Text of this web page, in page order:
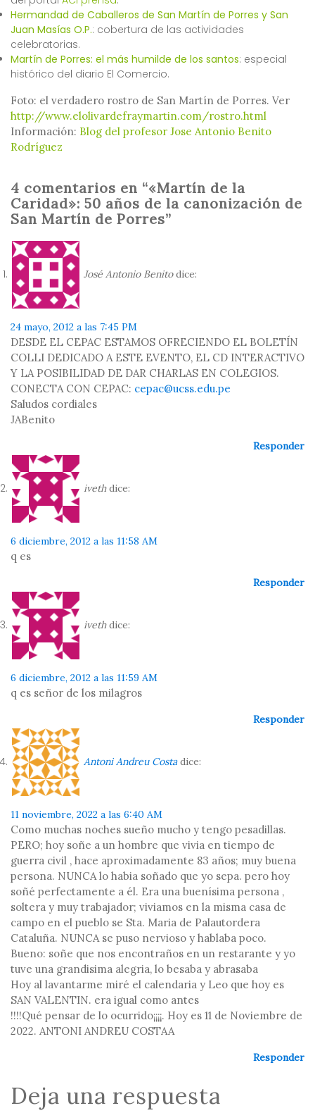
Hermandad de Caballeros de San Martín de Porres y San
Juan Masías O.P.: cobertura de las actividades
celebratorias.
Martín de Porres: el más humilde de los santos: especial
histórico del diario El Comercio.
Foto: el verdadero rostro de San Martín de Porres. Ver
http://www.elolivardefraymartin.com/rostro.html
Información: Blog del profesor Jose Antonio Benito
Rodríguez
4 comentarios en “«Martín de la
Caridad»: 50 años de la canonización de
San Martín de Porres”
José Antonio Benito dice:
24 mayo, 2012 a las 7:45 PM
DESDE EL CEPAC ESTAMOS OFRECIENDO EL BOLETÍN
COLLI DEDICADO A ESTE EVENTO, EL CD INTERACTIVO
Y LA POSIBILIDAD DE DAR CHARLAS EN COLEGIOS.
CONECTA CON CEPAC: cepac@ucss.edu.pe
Saludos cordiales
JABenito
Responder
iveth dice:
6 diciembre, 2012 a las 11:58 AM
q es
Responder
iveth dice:
6 diciembre, 2012 a las 11:59 AM
q es señor de los milagros
Responder
Antoni Andreu Costa dice:
11 noviembre, 2022 a las 6:40 AM
Como muchas noches sueño mucho y tengo pesadillas.
PERO; hoy soñe a un hombre que vivia en tiempo de
guerra civil , hace aproximadamente 83 años; muy buena
persona. NUNCA lo habia soñado que yo sepa. pero hoy
soñé perfectamente a él. Era una buenísima persona ,
soltera y muy trabajador; viviamos en la misma casa de
campo en el pueblo se Sta. Maria de Palautordera
Cataluña. NUNCA se puso nervioso y hablaba poco.
Bueno: soñe que nos encontraños en un restarante y yo
tuve una grandisima alegria, lo besaba y abrasaba
Hoy al lavantarme miré el calendaria y Leo que hoy es
SAN VALENTIN. era igual como antes
!!!!Qué pensar de lo ocurrido¡¡¡¡. Hoy es 11 de Noviembre de
2022. ANTONI ANDREU COSTAA
Responder
Deja una respuesta